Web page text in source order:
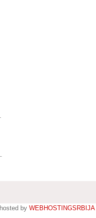
hosted by WEBHOSTINGSRBIJA